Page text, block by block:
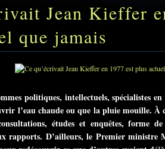
Jean Kieffer
que jamais
politiques, intellectuels, spécialistes
l’eau chaude ou que la pluie mouille. À
études et enquêtes, forme
rapports. D’ailleurs, le Premier